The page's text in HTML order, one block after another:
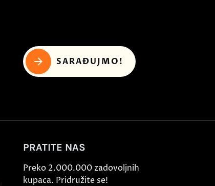
SARAĐUJMO!
PRATITE NAS
Preko 2.000.000 zadovoljnih
kupaca. Pridružite se!